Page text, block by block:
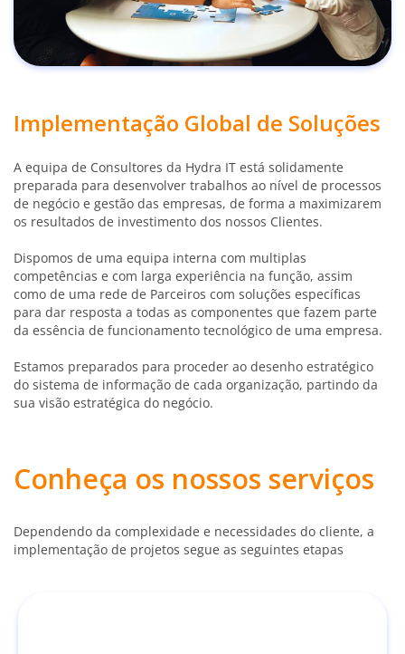
Implementação Global de Soluções
A equipa de Consultores da Hydra IT está solidamente
preparada para desenvolver trabalhos ao nível de processos
de negócio e gestão das empresas, de forma a maximizarem
os resultados de investimento dos nossos Clientes.
Dispomos de uma equipa interna com multiplas
competências e com larga experiência na função, assim
como de uma rede de Parceiros com soluções específicas
para dar resposta a todas as componentes que fazem parte
da essência de funcionamento tecnológico de uma empresa.
Estamos preparados para proceder ao desenho estratégico
do sistema de informação de cada organização, partindo da
sua visão estratégica do negócio.
Conheça os nossos serviços
Dependendo da complexidade e necessidades do cliente, a
implementação de projetos segue as seguintes etapas